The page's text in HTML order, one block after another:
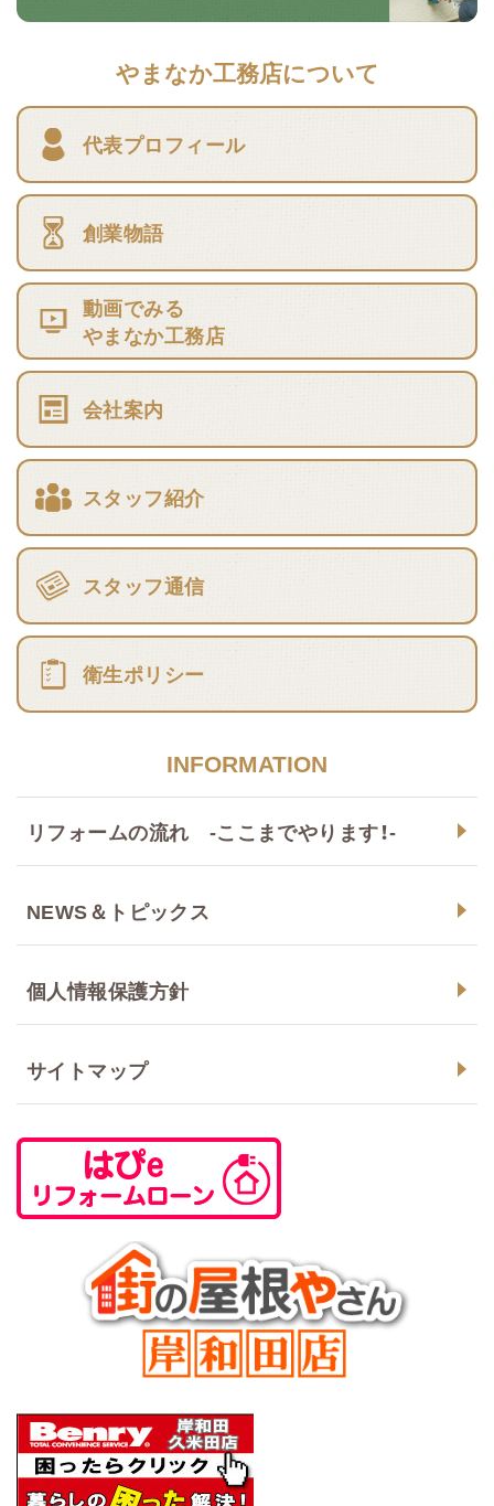
やまなか工務店について
代表プロフィール
創業物語
動画でみる
やまなか工務店
会社案内
スタッフ紹介
スタッフ通信
衛生ポリシー
INFORMATION
リフォームの流れ -ここまでやります！-
NEWS＆トピックス
個人情報保護方針
サイトマップ